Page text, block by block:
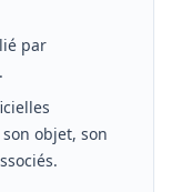
par
objet, son